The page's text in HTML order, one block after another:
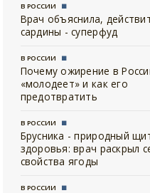
В РОССИИ
Врач объяснила,
сардины - суперфуд
В РОССИИ
Почему ожирение в
«молодеет» и как его
предотвратить
В РОССИИ
Брусника - природный
здоровья: врач раскрыл
свойства ягоды
В РОССИИ